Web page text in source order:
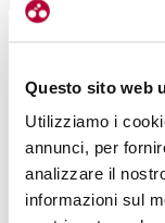
Questo sito web
Utilizziamo i
annunci, per
analizzare il
informazioni sul